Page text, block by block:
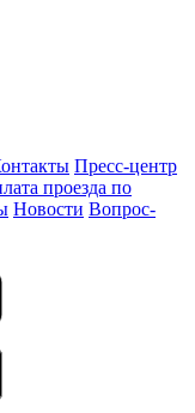
Пресс-центр
проезда по
Новости Вопрос-